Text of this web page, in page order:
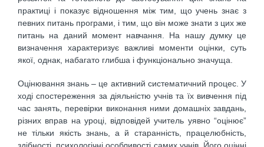
практиці і показує відношення між тим, що учень знає з
певних питань програми, і тим, що він може знати з цих же
питань на даний момент навчання. На нашу думку це
визначення характеризує важливі моменти оцінки, суть
якої, однак, набагато глибша і функціонально значуща.
Оцінювання знань – це активний систематичний процес. У
ході спостереження за діяльністю учнів та їх вивчення під
час занять, перевірки виконання ними домашніх завдань,
різних вправ на уроці, відповідей учитель уявно “оцінює”
не тільки якість знань, а й старанність, працелюбність,